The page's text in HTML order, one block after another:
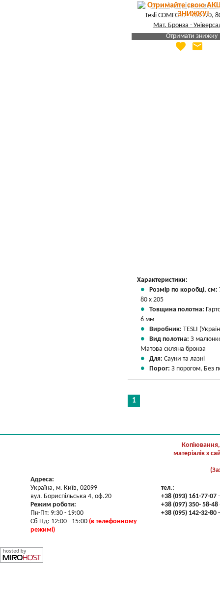
Отримайте свою
ЗНИЖКУ!
Отримати знижку
Яка Ваша ціна
favorite email
Характеристики:
Розмір по коробці, см:
80 х 205
Товщина полотна:
6 мм
Виробник: TESLI
Вид полотна: З
Матова скляна бронза
Для: Сауни та лазні
Порог: З порогом, Без
1
матеріалів з
Адреса:
Україна, м. Київ, 02099
вул. Бориспільська 4, оф.20
Режим роботи:
Пн-Пт: 9:30 - 19:00
Сб-Нд: 12:00 - 15:00 (в телефонному
режимі)
тел.:
+38 (093) 161-77-07
+38 (097) 350- 58-48
+38 (095) 142-32-80